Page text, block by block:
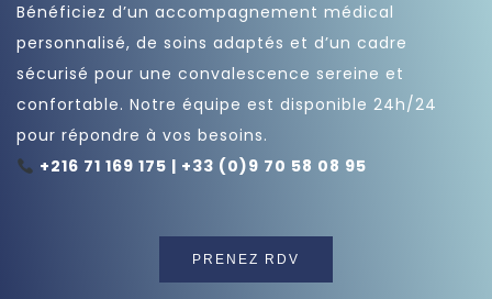
Bénéficiez d’un accompagnement médical
personnalisé, de soins adaptés et d’un cadre
sécurisé pour une convalescence sereine et
confortable. Notre équipe est disponible 24h/24
pour répondre à vos besoins.
+216 71 169 175 | +33 (0)9 70 58 08 95
PRENEZ RDV